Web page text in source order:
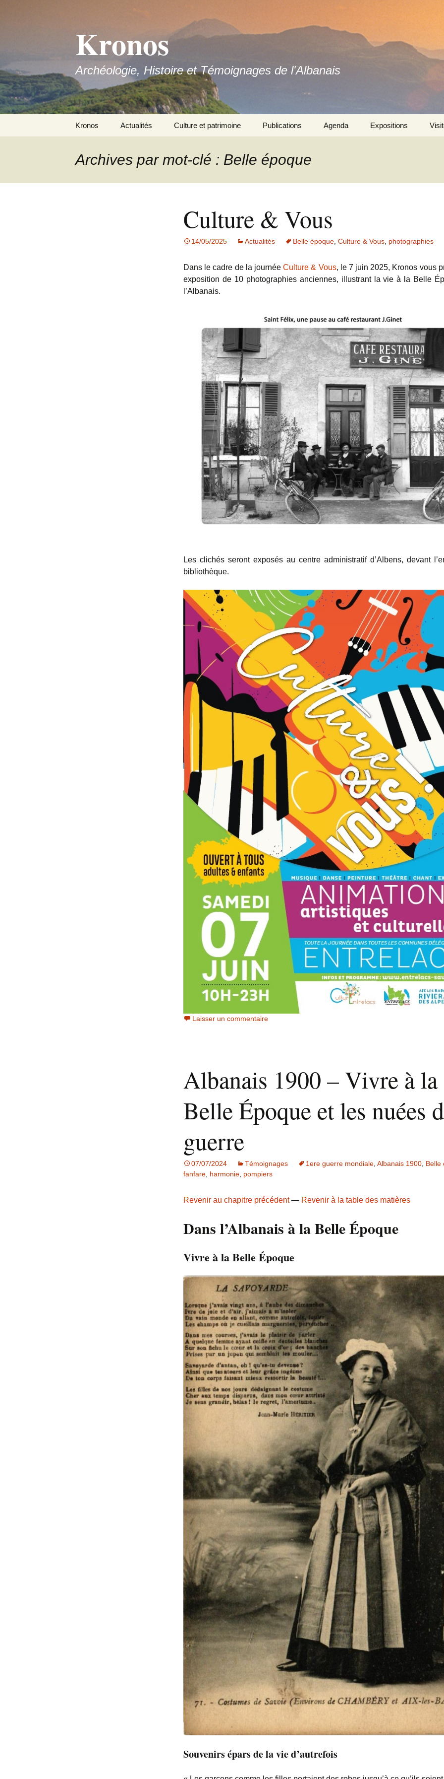
Kronos
Archéologie, Histoire et Témoignages de l'Albanais
Kronos Actualités Culture et patrimoine Publications
Revues
Agenda Expositions
Archives par mot-clé : Belle époque
Culture & Vous
14/05/2025 Actualités Belle époque Culture & Vous photographies
Dans le cadre de la journéeCulture & Vous, le 7 juin 2025, Kronos vous
exposition de 10 photographies anciennes, illustrant la vie à la Belle
l’Albanais.
Les clichés seront exposés au centre administratif d’Albens, devant
bibliothèque.
Laisser un commentaire
Albanais 1900 – Vivre à la
Belle Époque et les nuées
guerre
07/07/2024 Témoignages 1ere guerre mondiale Albanais 1900 Belle
fanfare harmonie pompiers
Revenir au chapitre précédent— Revenir à la table des matières
Dans l’Albanais à la Belle Époque
Vivre à la Belle Époque
Souvenirs épars de la vie d’autrefois